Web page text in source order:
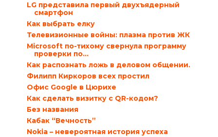
LG представила первый двухъядерный
смартфон
Как выбрать елку
Телевизионные войны: плазма против ЖК
Microsoft по-тихому свернула программу
проверки по...
Как распознать ложь в деловом общении.
Филипп Киркоров всех простил
Офис Google в Цюрихе
Как сделать визитку с QR-кодом?
Без названия
Кабак “Вечность”
Nokia – невероятная история успеха